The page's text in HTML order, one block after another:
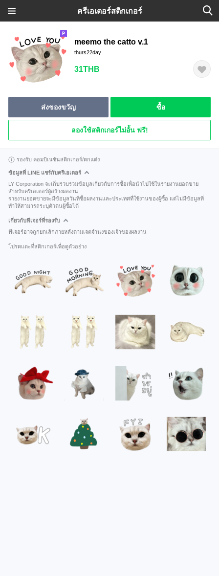
ครีเอเตอร์สติกเกอร์
meemo the catto v.1
thurs22day
31THB
ส่งของขวัญ ซื้อ
ลองใช้สติกเกอร์ไม่อั้น ฟรี!
รองรับ คอมบิเนชันสติกเกอร์/ตกแต่ง
ข้อมูลที่ LINE แชร์กับครีเอเตอร์
LY Corporation จะเก็บรวบรวมข้อมูลเกี่ยวกับการซื้อเพื่อนำไปใช้ในรายงานยอดขาย
สำหรับครีเอเตอร์ผู้สร้างผลงาน
รายงานยอดขายจะมีข้อมูลวันที่ซื้อผลงานและประเทศที่ใช้งานของผู้ซื้อ แต่ไม่มีข้อมูลที่
ทำให้สามารถระบุตัวตนผู้ซื้อได้
เกี่ยวกับฟีเจอร์ที่รองรับ
ฟีเจอร์อาจถูกยกเลิกภายหลังตามเจตจำนงของเจ้าของผลงาน
โปรดแตะที่สติกเกอร์เพื่อดูตัวอย่าง